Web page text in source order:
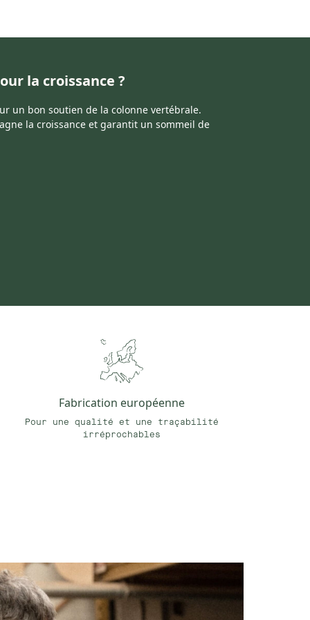
la croissance ?
un bon soutien de la colonne vertébrale.
la croissance et garantit un sommeil de
Fabrication européenne
Pour une qualité et une traçabilité
irréprochables